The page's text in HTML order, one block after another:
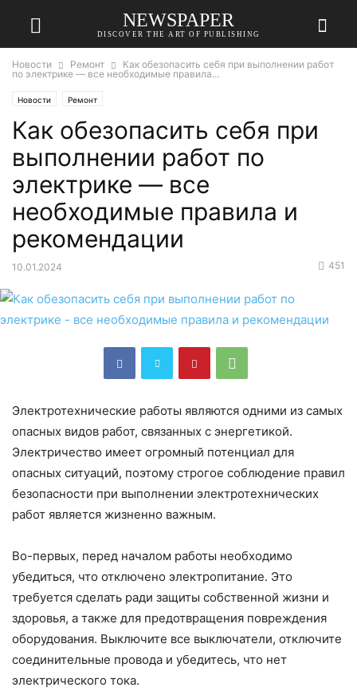
NEWSPAPER
DISCOVER THE ART OF PUBLISHING
Новости Ремонт
Как обезопасить себя при выполнении работ
по электрике — все необходимые правила...
Новости Ремонт
Как обезопасить себя при
выполнении работ по
электрике — все
необходимые правила и
рекомендации
10.01.2024 451
Электротехнические работы являются одними из самых
опасных видов работ, связанных с энергетикой.
Электричество имеет огромный потенциал для
опасных ситуаций, поэтому строгое соблюдение правил
безопасности при выполнении электротехнических
работ является жизненно важным.
Во-первых, перед началом работы необходимо
убедиться, что отключено электропитание. Это
требуется сделать ради защиты собственной жизни и
здоровья, а также для предотвращения повреждения
оборудования. Выключите все выключатели, отключите
соединительные провода и убедитесь, что нет
электрического тока.